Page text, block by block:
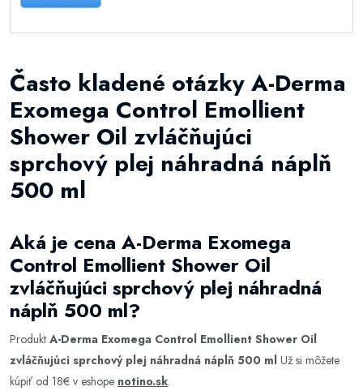
Často kladené otázky A-Derma
Exomega Control Emollient
Shower Oil zvláčňujúci
sprchový plej náhradná náplň
500 ml
Aká je cena A-Derma Exomega
Control Emollient Shower Oil
zvláčňujúci sprchový plej náhradná
náplň 500 ml?
Produkt A-Derma Exomega Control Emollient Shower Oil
zvláčňujúci sprchový plej náhradná náplň 500 ml Už si môžete
kúpiť od 18€ v eshope notino.sk.